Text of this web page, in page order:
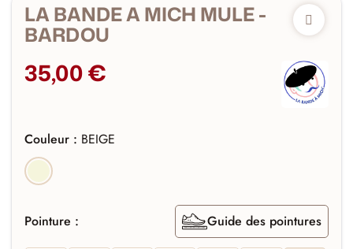
LA BANDE A MICH MULE -
BARDOU
35,00 €
Couleur : BEIGE
BEIGE
Pointure : Guide des pointures